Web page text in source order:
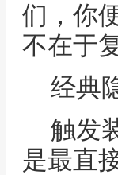
们，你
不在于
经典
触发
是最直